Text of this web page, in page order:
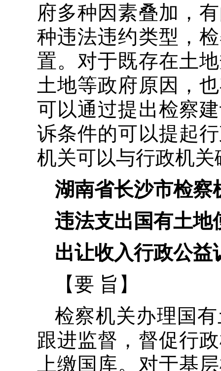
府多种因素叠加，
种违法违约类型，
置。对于既存在土
土地等政府原因，
可以通过提出检察
诉条件的可以提起
机关可以与行政机
湖南省长沙市检察
违法支出国有土地
出让收入行政公益
【要 旨】
检察机关办理国
跟进监督，督促行
上缴国库。对于基